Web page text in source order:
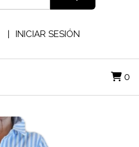
INICIAR SESIÓN
0